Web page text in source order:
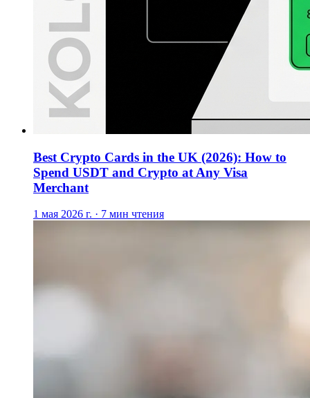
Best Crypto Cards in the UK (2026): How to
Spend USDT and Crypto at Any Visa
Merchant
1 мая 2026 г. · 7 мин чтения